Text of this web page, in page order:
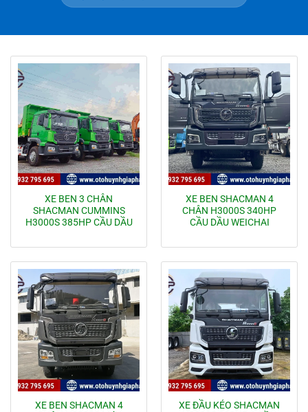
XE BEN 3 CHÂN
SHACMAN CUMMINS
H3000S 385HP CẦU DẦU
XE BEN SHACMAN 4
CHÂN H3000S 340HP
CẦU DẦU WEICHAI
XE BEN SHACMAN 4
XE ĐẦU KÉO SHACMAN